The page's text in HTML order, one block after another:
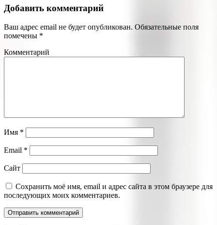
Добавить комментарий
Ваш адрес email не будет опубликован. Обязательные поля
помечены *
Комментарий
Имя *
Email *
Сайт
Сохранить моё имя, email и адрес сайта в этом браузере для
последующих моих комментариев.